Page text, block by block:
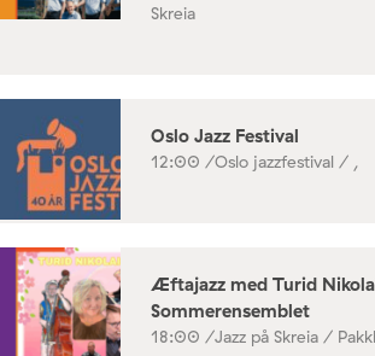
Skreia
Oslo Jazz Festival
12:00 /Oslo jazzfestival / ,
Æftajazz med Turid
Sommerensemblet
18:00 /Jazz på Skreia /